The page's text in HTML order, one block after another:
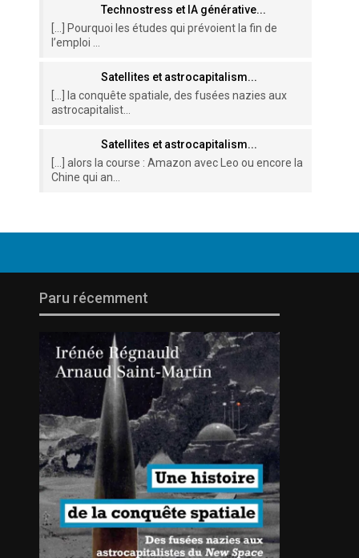
Technostress et IA générative...
[…] Pourquoi les études qui prévoient la fin de
l’emploi ...
Satellites et astrocapitalism...
[…] la conquête spatiale, des fusées nazies aux
astrocapitalist...
Satellites et astrocapitalism...
[…] alors la course : Amazon avec Leo ou encore la
Chine qui an...
Paru récemment